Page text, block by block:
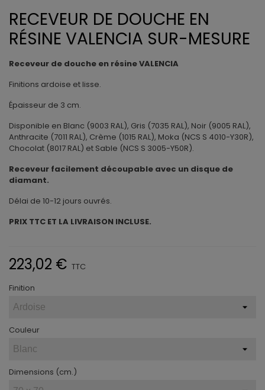
RECEVEUR DE DOUCHE EN
RÉSINE VALENCIA SUR-MESURE
Receveur de douche en résine VALENCIA
Finitions ardoise et lisse.
Épaisseur de 3 cm.
Disponible en Blanc (9003 RAL), Gris (7035 RAL), Noir (9005 RAL),
Anthracite (7011 RAL), Crème (1015 RAL), Moka (NCS S 4010-Y30R),
Chocolat (8017 RAL) et Sable (NCS S 3005-Y50R).
Receveur facilement découpable avec un disque de
diamant.
Délai de 10-12 jours ouvrés.
PRIX TTC ET LA LIVRAISON INCLUSE.
223,02 € TTC
Finition
Couleur
Dimensions (cm.)